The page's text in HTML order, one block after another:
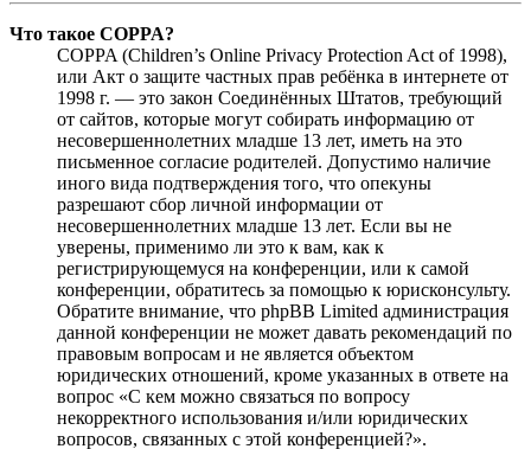
Что такое COPPA?
COPPA (Children’s Online Privacy Protection Act of 1998),
или Акт о защите частных прав ребёнка в интернете от
1998 г. — это закон Соединённых Штатов, требующий
от сайтов, которые могут собирать информацию от
несовершеннолетних младше 13 лет, иметь на это
письменное согласие родителей. Допустимо наличие
иного вида подтверждения того, что опекуны
разрешают сбор личной информации от
несовершеннолетних младше 13 лет. Если вы не
уверены, применимо ли это к вам, как к
регистрирующемуся на конференции, или к самой
конференции, обратитесь за помощью к юрисконсульту.
Обратите внимание, что phpBB Limited администрация
данной конференции не может давать рекомендаций по
правовым вопросам и не является объектом
юридических отношений, кроме указанных в ответе на
вопрос «С кем можно связаться по вопросу
некорректного использования и/или юридических
вопросов, связанных с этой конференцией?».